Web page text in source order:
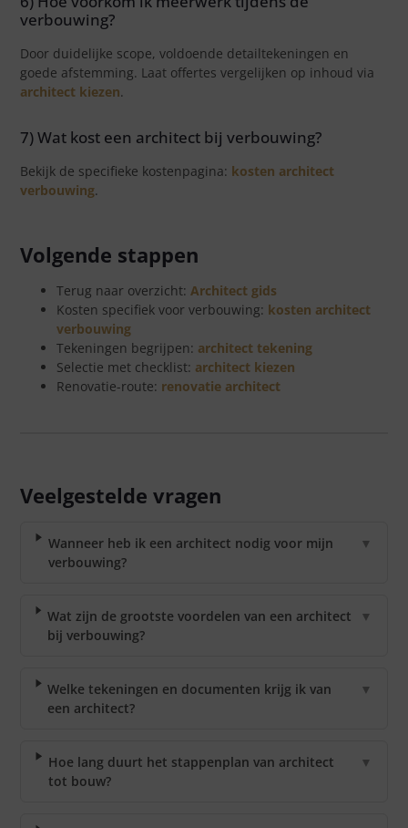
verbouwing?
Door duidelijke scope, voldoende detailtekeningen en
goede afstemming. Laat offertes vergelijken op inhoud via
architect kiezen.
7) Wat kost een architect bij verbouwing?
Bekijk de specifieke kostenpagina: kosten architect
verbouwing.
Volgende stappen
Terug naar overzicht: Architect gids
Kosten specifiek voor verbouwing: kosten architect
verbouwing
Tekeningen begrijpen: architect tekening
Selectie met checklist: architect kiezen
Renovatie-route: renovatie architect
Veelgestelde vragen
Wanneer heb ik een architect nodig voor mijn
verbouwing?
▼
Wat zijn de grootste voordelen van een architect
bij verbouwing?
▼
Welke tekeningen en documenten krijg ik van
een architect?
▼
Hoe lang duurt het stappenplan van architect
tot bouw?
▼